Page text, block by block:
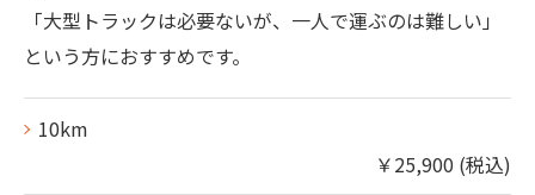
「大型トラックは必要ないが、一人で運ぶのは難しい」
という方におすすめです。
10km
￥25,900 (税込)